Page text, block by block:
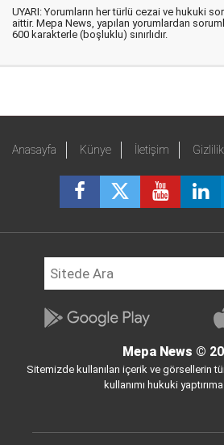
UYARI: Yorumların her türlü cezai ve hukuki
aittir. Mepa News, yapılan yorumlardan
600 karakterle (boşluklu) sınırlıdır.
Anasayfa Künye İletişim
Mepa News ©
Sitemizde kullanılan içerik ve görsellerin
kullanımı hukuki